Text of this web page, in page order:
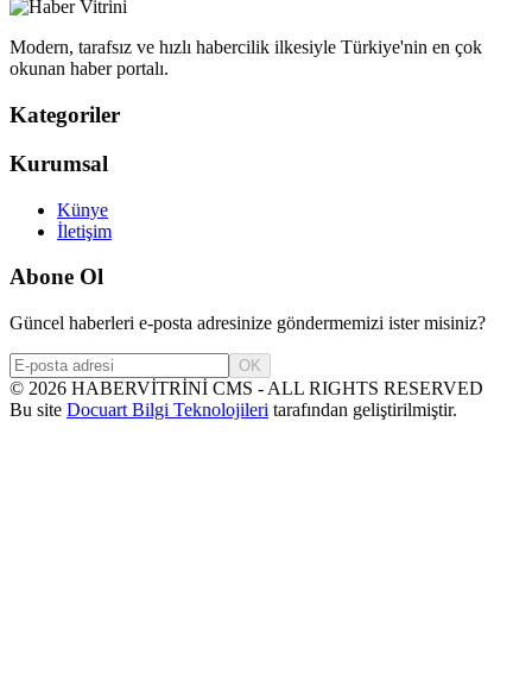
Modern, tarafsız ve hızlı habercilik ilkesiyle Türkiye'nin en çok
okunan haber portalı.
Kategoriler
Kurumsal
Künye
İletişim
Abone Ol
Güncel haberleri e-posta adresinize göndermemizi ister misiniz?
OK
© 2026 HABERVİTRİNİ CMS - ALL RIGHTS RESERVED
Bu site Docuart Bilgi Teknolojileri tarafından geliştirilmiştir.